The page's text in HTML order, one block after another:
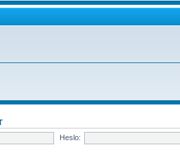
Heslo: